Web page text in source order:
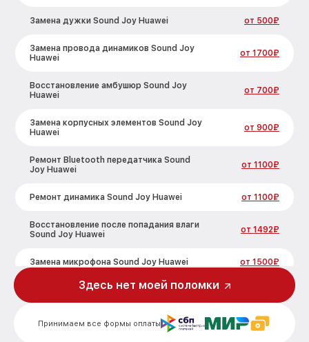
Замена дужки Sound Joy Huawei от 500₽
Замена провода динамиков Sound Joy
Huawei
от 1700₽
Восстановление амбушюр Sound Joy
Huawei
от 700₽
Замена корпусных элементов Sound Joy
Huawei
от 900₽
Ремонт Bluetooth передатчика Sound
Joy Huawei
от 1100₽
Ремонт динамика Sound Joy Huawei от 1100₽
Восстановление после попадания влаги
Sound Joy Huawei
от 1492₽
Замена микрофона Sound Joy Huawei от 1500₽
Прошивка Sound Joy Huawei
Ремонт разъема зарядки Sound Joy
Huawei
от 2100₽
Принимаем все формы оплаты
Здесь нет моей поломки